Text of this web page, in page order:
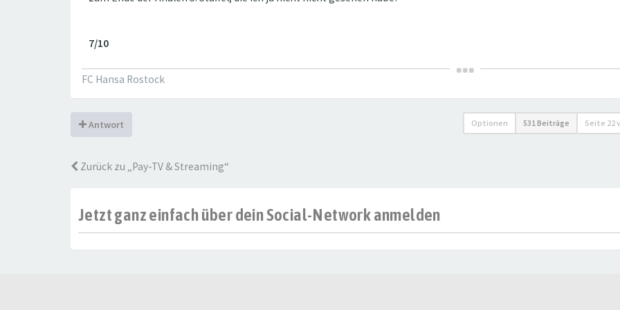
7/10
FC Hansa Rostock
Antwort Optionen 531 Beiträge Seite 22
Zurück zu „Pay-TV & Streaming“
Jetzt ganz einfach über dein Social-Network anmelden